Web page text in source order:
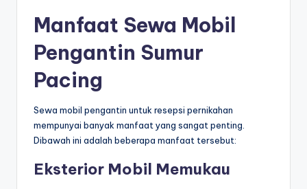
Manfaat Sewa Mobil
Pengantin Sumur
Pacing
Sewa mobil pengantin untuk resepsi pernikahan
mempunyai banyak manfaat yang sangat penting.
Dibawah ini adalah beberapa manfaat tersebut:
Eksterior Mobil Memukau